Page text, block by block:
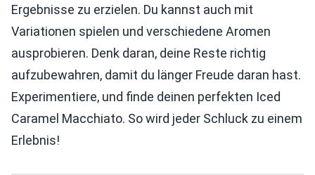
Ergebnisse zu erzielen. Du kannst auch mit
Variationen spielen und verschiedene Aromen
ausprobieren. Denk daran, deine Reste richtig
aufzubewahren, damit du länger Freude daran hast.
Experimentiere, und finde deinen perfekten Iced
Caramel Macchiato. So wird jeder Schluck zu einem
Erlebnis!